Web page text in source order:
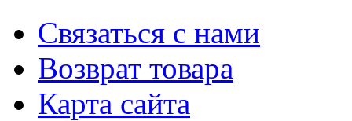
Связаться с нами
Возврат товара
Карта сайта